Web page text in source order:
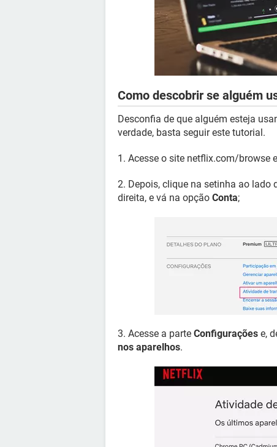
Como descobrir se alguém
Desconfia de que alguém esteja
verdade, basta seguir este tutorial.
1. Acesse o site netflix.com/browse
2. Depois, clique na setinha ao lado
direita, e vá na opção Conta;
3. Acesse a parte Configurações e,
nos aparelhos.